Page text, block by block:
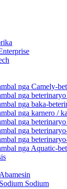
nga Camely-
nga
nga baka-
nga karnero /
nga
nga
nga
nga Aquatic-
Abamesin
Sodium Sodium